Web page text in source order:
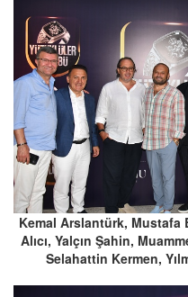
Kemal Arslantürk,
Alıcı, Yalçın Şahin,
Selahattin Kermen,